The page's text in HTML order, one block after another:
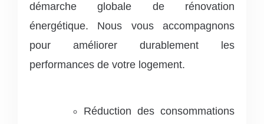
démarche globale de rénovation
énergétique. Nous vous accompagnons
pour améliorer durablement les
performances de votre logement.
Réduction des consommations